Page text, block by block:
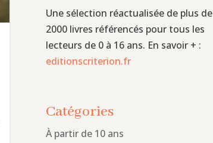
Une sélection réactualisée de plus de
2000 livres référencés pour tous les
lecteurs de 0 à 16 ans. En savoir + :
editionscriterion.fr
Catégories
À partir de 10 ans